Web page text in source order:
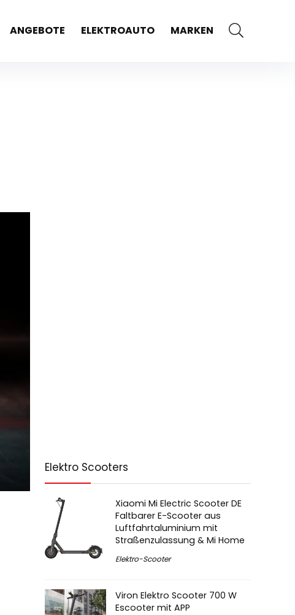
ANGEBOTE ELEKTROAUTO MARKEN
Elektro Scooters
Xiaomi Mi Electric Scooter DE
Faltbarer E-Scooter aus
Luftfahrtaluminium mit
Straßenzulassung & Mi Home
Elektro-Scooter
Viron Elektro Scooter 700 W
Escooter mit APP